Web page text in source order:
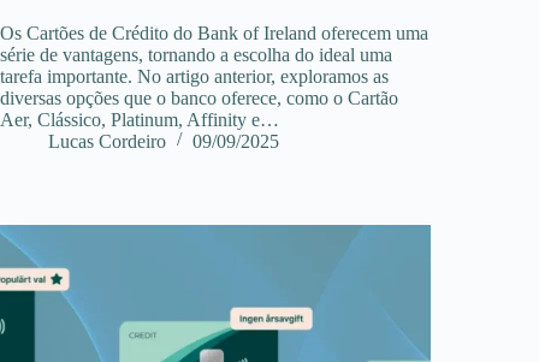
Os Cartões de Crédito do Bank of Ireland oferecem uma
série de vantagens, tornando a escolha do ideal uma
tarefa importante. No artigo anterior, exploramos as
diversas opções que o banco oferece, como o Cartão
Aer, Clássico, Platinum, Affinity e…
Lucas Cordeiro
09/09/2025